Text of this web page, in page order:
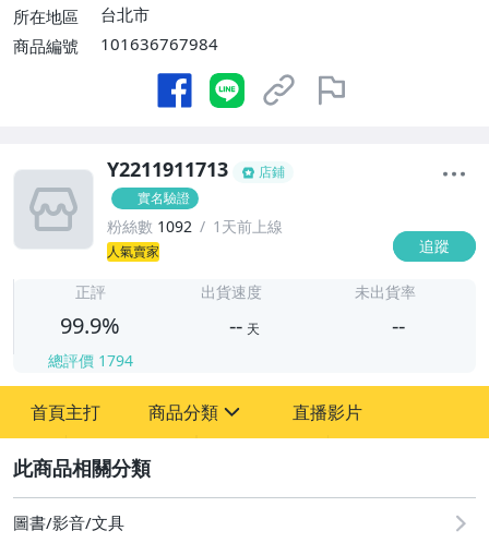
所在地區
台北市
商品編號
101636767984
Y2211911713
店鋪
實名驗證
粉絲數 1092 1天前上線
人氣賣家 追蹤
-
正評
99.9%
總評價 1794
出貨速度
-- 天
未出貨率
--
首頁主打 商品分類
其它
直播影片
圖書/影音/文具